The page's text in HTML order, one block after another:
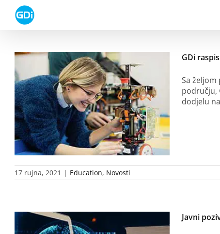
content
GDi
Sa
području,
dodjelu
17 rujna, 2021 | Education, Novosti
Javni